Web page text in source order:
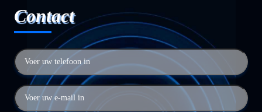
Contact